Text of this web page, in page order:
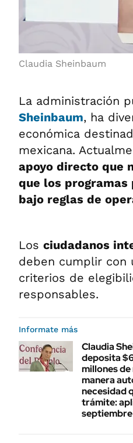
Claudia Sheinbaum
La administración
Sheinbaum, ha
económica
mexicana.
apoyo directo que
que los
bajo reglas de
Los ciudadanos
deben cumplir con
criterios de
responsables.
Informate más
Claudia
deposita
millones
manera
necesidad
trámite: